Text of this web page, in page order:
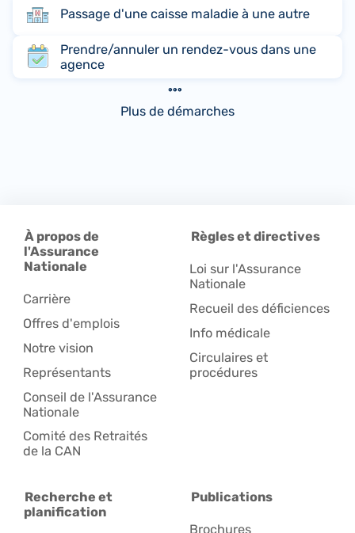
Passage d'une caisse maladie à une autre
Prendre/annuler un rendez-vous dans une
agence
Plus de démarches
À propos de
l'Assurance
Nationale
Carrière
Offres d'emplois
Notre vision
Représentants
Conseil de l'Assurance
Nationale
Comité des Retraités
de la CAN
Règles et directives
Loi sur l'Assurance
Nationale
Recueil des déficiences
Info médicale
Circulaires et
procédures
Recherche et
planification
Publications
Brochures